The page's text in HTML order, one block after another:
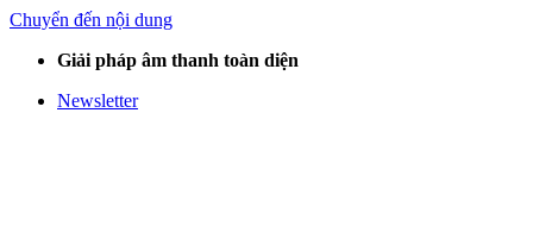
Chuyển đến nội dung
Giải pháp âm thanh toàn diện
Newsletter